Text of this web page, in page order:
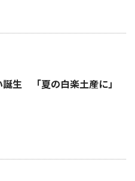
誕生 「夏の白楽土産に」